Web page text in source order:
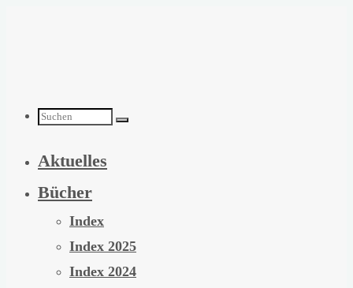
Suchen
nach:
Aktuelles
Bücher
Index
Index 2025
Index 2024